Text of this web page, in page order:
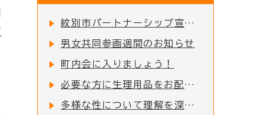
紋別市パートナーシップ宣誓制度について
男女共同参画週間のお知らせ
町内会に入りましょう！
必要な方に生理用品をお配りしています
多様な性について理解を深めましょう